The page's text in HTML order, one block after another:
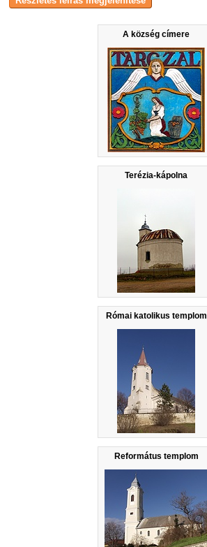
A község címere
Terézia-kápolna
Római katolikus templom
Református templom